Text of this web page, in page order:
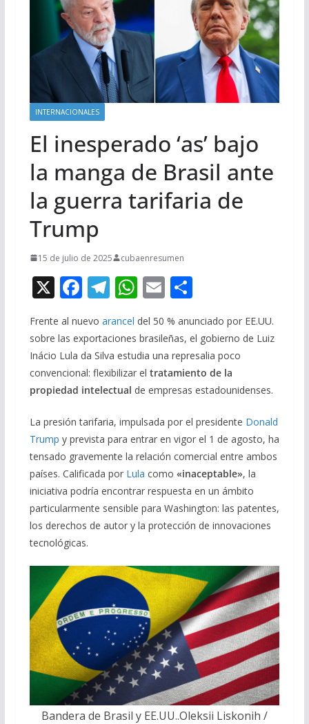
INTERNACIONALES
El inesperado ‘as’ bajo
la manga de Brasil ante
la guerra tarifaria de
Trump
15 de julio de 2025 cubaenresumen
X F
e
b
o
o
k
T
e
gr
a
m
W
h
at
s
A
p
p
E
ai
l
C
m
p
ar
ti
r
Frente al nuevo arancel del 50 % anunciado por EE.UU.
sobre las exportaciones brasileñas, el gobierno de Luiz
Inácio Lula da Silva estudia una represalia poco
convencional: flexibilizar el tratamiento de la
propiedad intelectual de empresas estadounidenses.
La presión tarifaria, impulsada por el presidente Donald
Trump y prevista para entrar en vigor el 1 de agosto, ha
tensado gravemente la relación comercial entre ambos
países. Calificada por Lula como «inaceptable», la
iniciativa podría encontrar respuesta en un ámbito
particularmente sensible para Washington: las patentes,
los derechos de autor y la protección de innovaciones
tecnológicas.
Bandera de Brasil y EE.UU..Oleksii Liskonih /